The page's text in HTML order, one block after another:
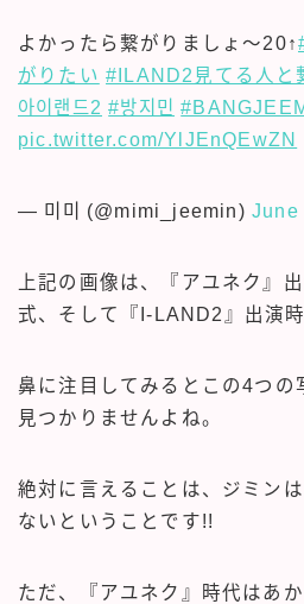
よかったら繋がりましょ～20↑
がりたい #ILAND2見てる人と
아이랜드2 #방지민
pic.twitter.com/YlJEnQEwZN
— 미미 (@mimi_jeemin) June
上記の画像は、『アユネク』
式、そして『I-LAND2』出演時
鼻に注目してみるとこの4つの
見つかりませんよね。
絶対に言えることは、ジミン
ないということです!!
ただ、『アユネク』時代はあ